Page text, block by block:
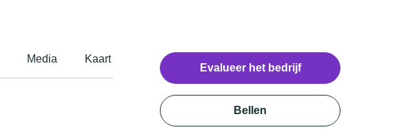
Media Kaart Recensies
Evalueer het bedrijf
Bellen